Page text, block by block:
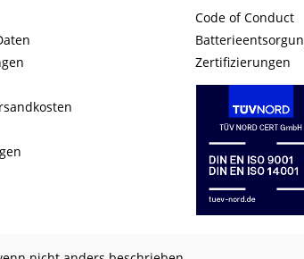
Code of Conduct
Zertifizierungen